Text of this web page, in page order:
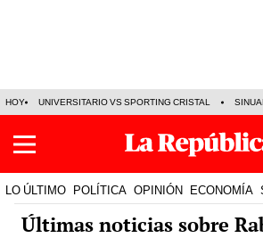
HOY UNIVERSITARIO VS SPORTING CRISTAL
LO ÚLTIMO POLÍTICA OPINIÓN ECONOMÍA
Últimas noticias sobre